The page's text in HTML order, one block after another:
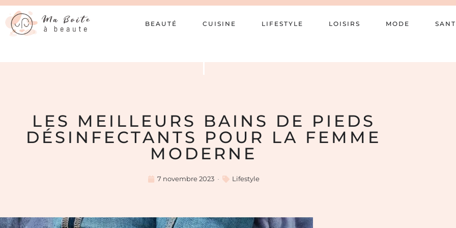
BEAUTÉ CUISINE LIFESTYLE LOISIRS MODE
LES MEILLEURS BAINS DE PIEDS
DÉSINFECTANTS POUR LA FEMME
MODERNE
7 novembre 2023 Lifestyle